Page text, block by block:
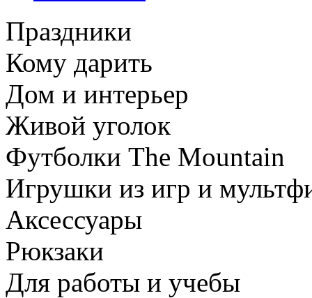
Праздники
Кому дарить
Дом и интерьер
Живой уголок
Футболки The Mountain
Игрушки из игр и
Аксессуары
Рюкзаки
Для работы и учебы